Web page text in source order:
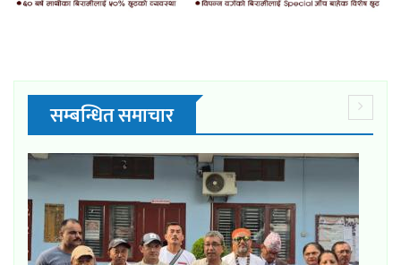
सम्बन्धित समाचार